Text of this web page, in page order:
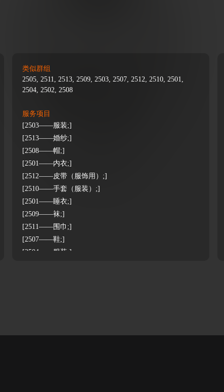
类似群组
2505, 2511, 2513, 2509, 2503, 2507, 2512, 2510, 2501,
2504, 2502, 2508
服务项目
[2503——服装;]
[2513——婚纱;]
[2508——帽;]
[2501——内衣;]
[2512——皮带（服饰用）;]
[2510——手套（服装）;]
[2501——睡衣;]
[2509——袜;]
[2511——围巾;]
[2507——鞋;]
[2504——服装;]